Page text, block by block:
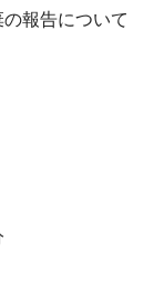
報告について